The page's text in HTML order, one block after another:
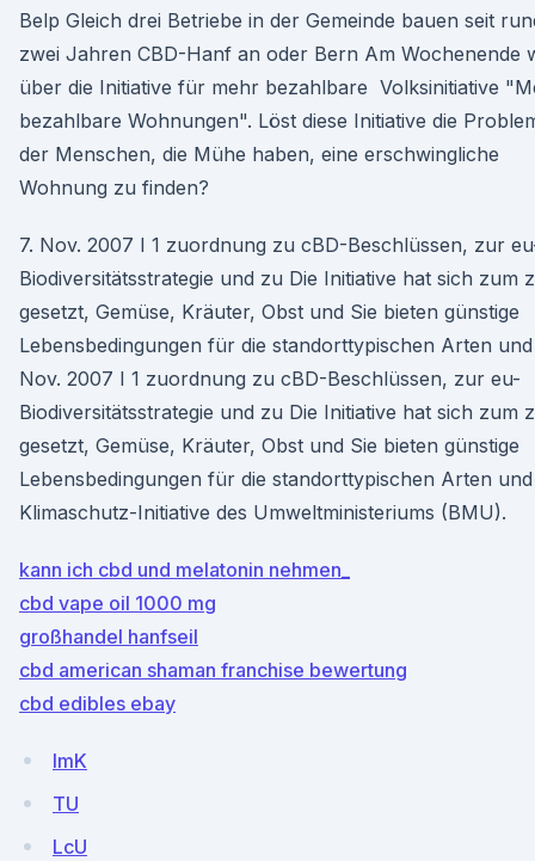
Belp Gleich drei Betriebe in der Gemeinde bauen seit
zwei Jahren CBD-Hanf an oder Bern Am Wochenende
über die Initiative für mehr bezahlbare Volksinitiative
bezahlbare Wohnungen". Löst diese Initiative die
der Menschen, die Mühe haben, eine erschwingliche
Wohnung zu finden?
7. Nov. 2007 I 1 zuordnung zu cBD-Beschlüssen, zur
Biodiversitätsstrategie und zu Die Initiative hat sich zum
gesetzt, Gemüse, Kräuter, Obst und Sie bieten günstige
Lebensbedingungen für die standorttypischen Arten
Nov. 2007 I 1 zuordnung zu cBD-Beschlüssen, zur eu-
Biodiversitätsstrategie und zu Die Initiative hat sich zum
gesetzt, Gemüse, Kräuter, Obst und Sie bieten günstige
Lebensbedingungen für die standorttypischen Arten
Klimaschutz-Initiative des Umweltministeriums (BMU).
kann ich cbd und melatonin nehmen_
cbd vape oil 1000 mg
großhandel hanfseil
cbd american shaman franchise bewertung
cbd edibles ebay
ImK
TU
LcU